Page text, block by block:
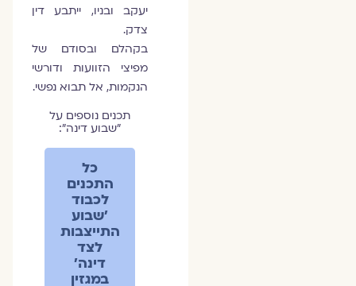
יעקב ובניו, ייתבע דין
צדק.
בקהלם ובסודם של
מפיצי הזוועות ודורשי
הנקמות, אל תבוא נפשי.
תכנים נוספים על
״שבוע דינה״:
כל
התכנים
לכבוד
׳שבוע
התייצבות
לצד
דינה׳
במגזין